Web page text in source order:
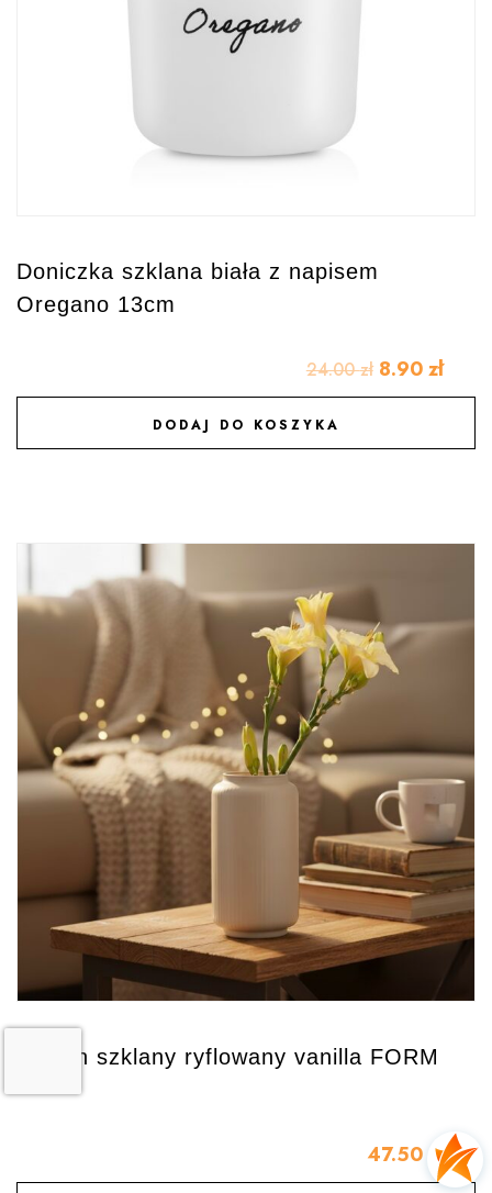
Doniczka szklana biała z napisem
Oregano 13cm
24.00zł 8.90 zł
DODAJ DO KOSZYKA
DODAJ DO ULUBIONYCH
Wazon szklany ryflowany vanilla FORM
47.50 zł